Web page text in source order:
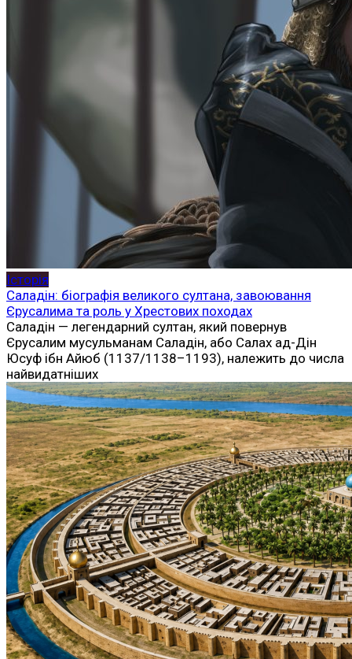
Історія
Саладін: біографія великого султана, завоювання
Єрусалима та роль у Хрестових походах
Саладін — легендарний султан, який повернув
Єрусалим мусульманам Саладін, або Салах ад-Дін
Юсуф ібн Айюб (1137/1138–1193), належить до числа
найвидатніших